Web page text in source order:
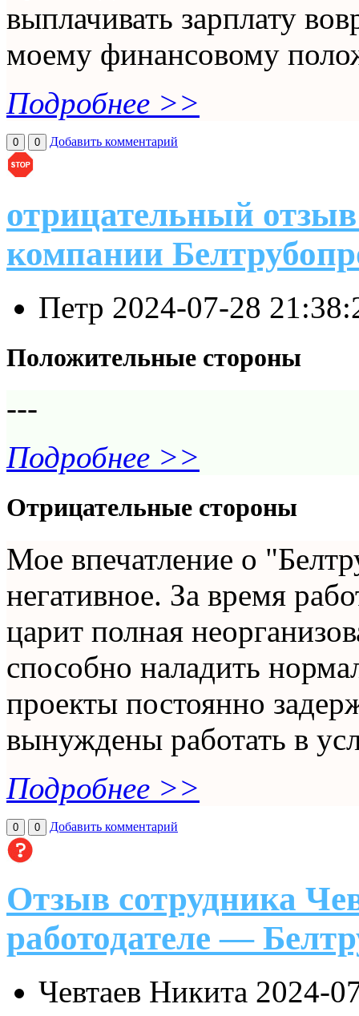
выплачивать зарплату
моему финансовому
Подробнее >>
0 0 Добавить комментарий
отрицательный
компании
Петр 2024-07-28
Положительные стороны
---
Подробнее >>
Отрицательные стороны
Мое впечатление о
негативное. За время
царит полная
способно наладить
проекты постоянно
вынуждены работать в
Подробнее >>
0 0 Добавить комментарий
Отзыв сотрудника
работодателе —
Чевтаев Никита 2024-